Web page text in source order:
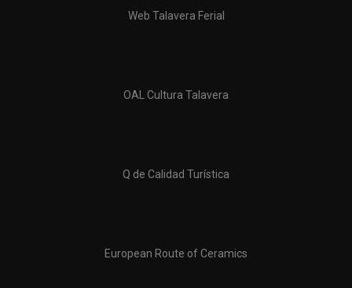
Web Talavera Ferial
OAL Cultura Talavera
Q de Calidad Turística
European Route of Ceramics